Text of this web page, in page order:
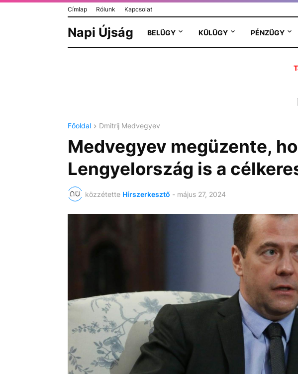
Címlap Rólunk Kapcsolat
Napi Újság BELÜGY KÜLÜGY PÉNZÜGY
Főoldal Dmitrij Medvegyev
Medvegyev megüzente,
Lengyelország is a
közzétette Hírszerkesztő - május 27, 2024